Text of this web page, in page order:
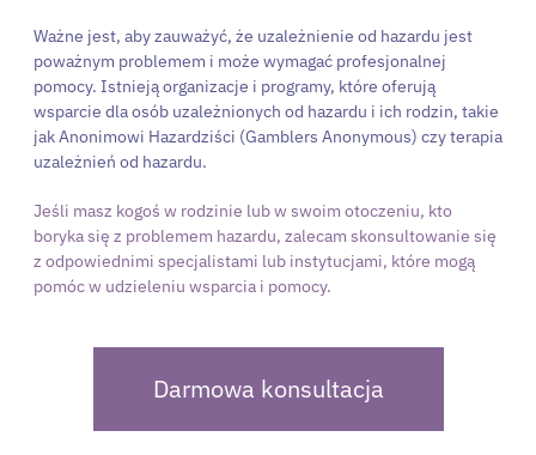
Ważne jest, aby zauważyć, że uzależnienie od hazardu jest
poważnym problemem i może wymagać profesjonalnej
pomocy. Istnieją organizacje i programy, które oferują
wsparcie dla osób uzależnionych od hazardu i ich rodzin, takie
jak Anonimowi Hazardziści (Gamblers Anonymous) czy terapia
uzależnień od hazardu.
Jeśli masz kogoś w rodzinie lub w swoim otoczeniu, kto
boryka się z problemem hazardu, zalecam skonsultowanie się
z odpowiednimi specjalistami lub instytucjami, które mogą
pomóc w udzieleniu wsparcia i pomocy.
Darmowa konsultacja